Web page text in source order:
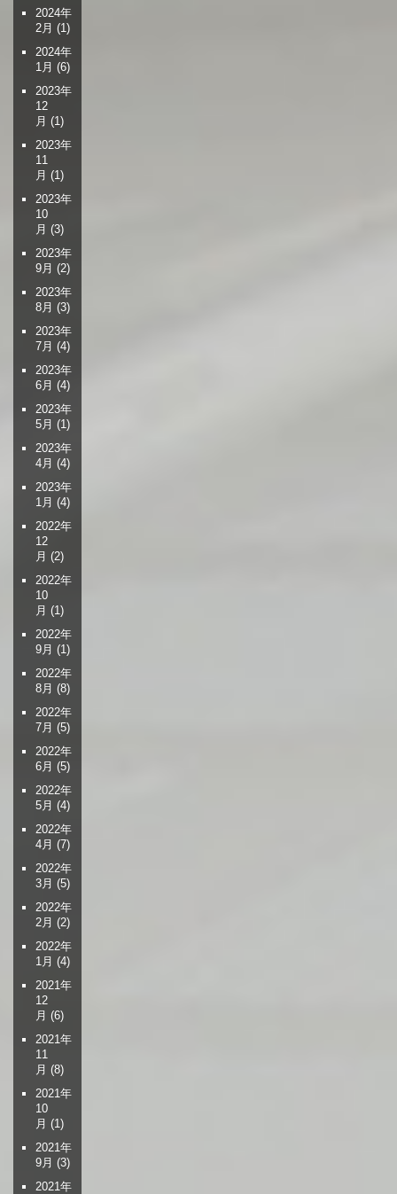
2024年
2月 (1)
2024年
1月 (6)
2023年
12
月 (1)
2023年
11
月 (1)
2023年
10
月 (3)
2023年
9月 (2)
2023年
8月 (3)
2023年
7月 (4)
2023年
6月 (4)
2023年
5月 (1)
2023年
4月 (4)
2023年
1月 (4)
2022年
12
月 (2)
2022年
10
月 (1)
2022年
9月 (1)
2022年
8月 (8)
2022年
7月 (5)
2022年
6月 (5)
2022年
5月 (4)
2022年
4月 (7)
2022年
3月 (5)
2022年
2月 (2)
2022年
1月 (4)
2021年
12
月 (6)
2021年
11
月 (8)
2021年
10
月 (1)
2021年
9月 (3)
2021年